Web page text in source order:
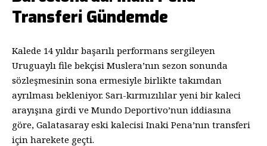
Transferi Gündemde
Kalede 14 yıldır başarılı performans sergileyen
Uruguaylı file bekçisi Muslera’nın sezon sonunda
sözleşmesinin sona ermesiyle birlikte takımdan
ayrılması bekleniyor. Sarı-kırmızılılar yeni bir kaleci
arayışına girdi ve Mundo Deportivo’nun iddiasına
göre, Galatasaray eski kalecisi Inaki Pena’nın transferi
için harekete geçti.